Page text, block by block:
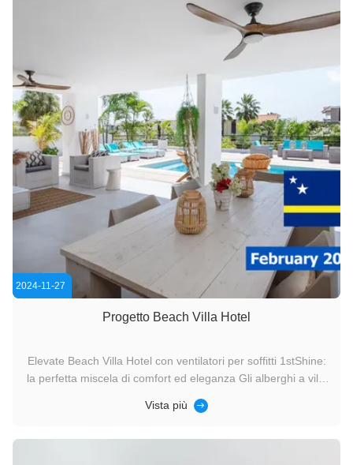
2024-11-27
Progetto Beach Villa Hotel
Elevate Beach Villa Hotel con ventilatori per soffitti 1stShine:
la perfetta miscela di comfort ed eleganza Gli alberghi a villa
offrendo agli ospiti un'esperienza immersiva nella vita
Vista più